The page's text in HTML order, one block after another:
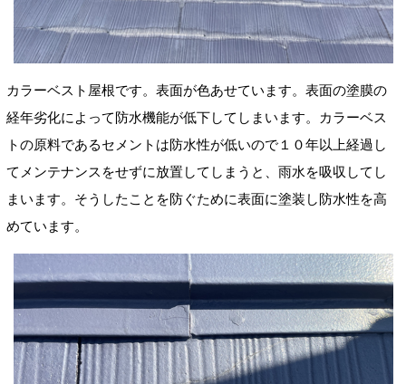
カラーベスト屋根です。表面が色あせています。表面の塗膜の
経年劣化によって防水機能が低下してしまいます。カラーベス
トの原料であるセメントは防水性が低いので１０年以上経過し
てメンテナンスをせずに放置してしまうと、雨水を吸収してし
まいます。そうしたことを防ぐために表面に塗装し防水性を高
めています。